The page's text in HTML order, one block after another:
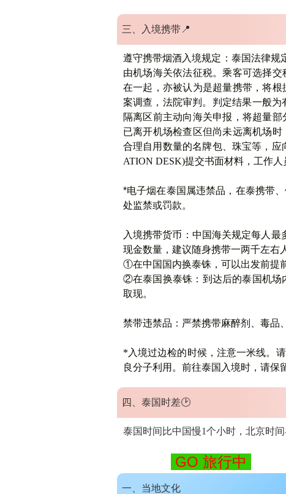
三、入境携带📍
遵守携带烟酒入境规定 ：泰国法律
由机场海关依法征税。乘客可选择
在一起，亦被认为是超量携带，将
案调查，法院审判。判定结果一般
隔离区前主动向海关申报，将超量
已离开机场检查区但尚未远离机场
合理自用数量的名牌包、珠宝等，
ATION DESK)提交书面材料，工作
*电子烟在泰国属违禁品，在泰携带
处监禁或罚款。
入境携带货币 ：中国海关规定每人
现金数量，建议随身携带一两千左右
①在中国国内换泰铢，可以出发前提
②在泰国换泰铢：到达后的泰国机场
取现。
禁带违禁品 ：严禁携带麻醉剂、毒品
*入境过边检的时候， 注意一米线。
良分子利用。前往泰国入境时， 请保
四、泰国时差🕑
泰国时间比中国慢1个小时，北京时
GO 旅行中
一、当地文化